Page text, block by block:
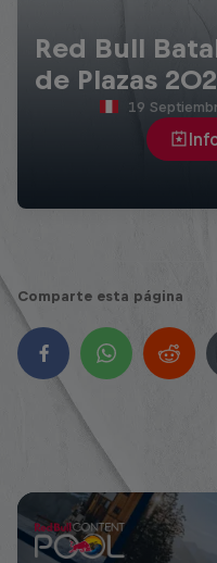
Red Bull
de Plazas
19
Comparte esta página